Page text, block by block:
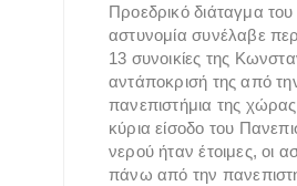
Προεδρικό διάταγμα
αστυνομία συνέλαβε
13 συνοικίες της
αντάποκρισή της από
πανεπιστήμια της
κύρια είσοδο του
νερού ήταν έτοιμες, οι
πάνω από την